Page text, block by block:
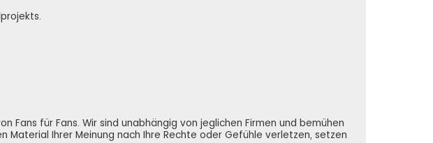
für Fans. Wir sind unabhängig von jeglichen Firmen und bemühen
Ihrer Meinung nach Ihre Rechte oder Gefühle verletzen, setzen